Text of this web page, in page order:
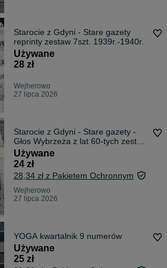
Starocie z Gdyni - Stare gazety
reprinty zestaw 7szt. 1939r.-1940r.
Używane
28 zł
Wejherowo
27 lipca 2026
Starocie z Gdyni - Stare gazety -
Głos Wybrzeża z lat 60-tych zestaw
4szt.
Używane
24 zł
28,34 zł z Pakietem Ochronnym
Wejherowo
27 lipca 2026
YOGA kwartalnik 9 numerów
Używane
25 zł